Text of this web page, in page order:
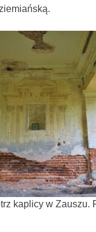
kaplicy w Zauszu.